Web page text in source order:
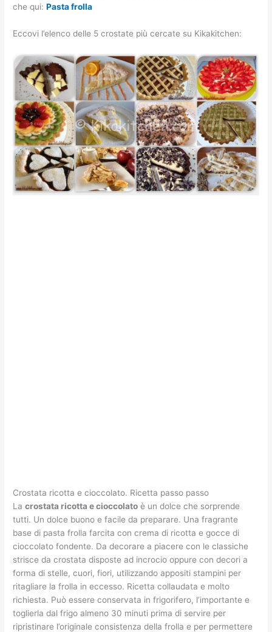
che qui:Pasta frolla
Eccovi l’elenco delle 5 crostate più cercate su Kikakitchen:
Crostata ricotta e cioccolato. Ricetta passo passo
Lacrostata ricotta e cioccolato è un dolce che sorprende
tutti. Un dolce buono e facile da preparare. Una fragrante
base di pasta frolla farcita con crema di ricotta e gocce di
cioccolato fondente. Da decorare a piacere con le classiche
strisce da crostata disposte ad incrocio oppure con decori a
forma di stelle, cuori, fiori, utilizzando appositi stampini per
ritagliare la frolla in eccesso. Ricetta collaudata e molto
richiesta. Può essere conservata in frigorifero, l’importante e
toglierla dal frigo almeno 30 minuti prima di servire per
ripristinare l’originale consistenza della frolla e per permettere